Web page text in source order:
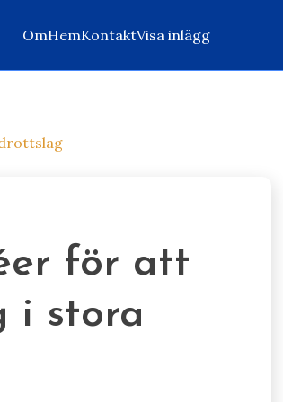
OmHemKontaktVisa inlägg
för att
i stora